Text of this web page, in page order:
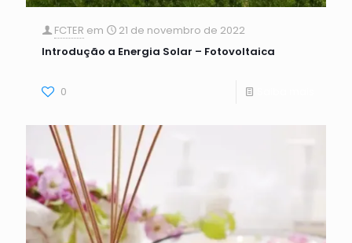
FCTER em
21 de novembro de 2022
Introdução a Energia Solar – Fotovoltaica
0